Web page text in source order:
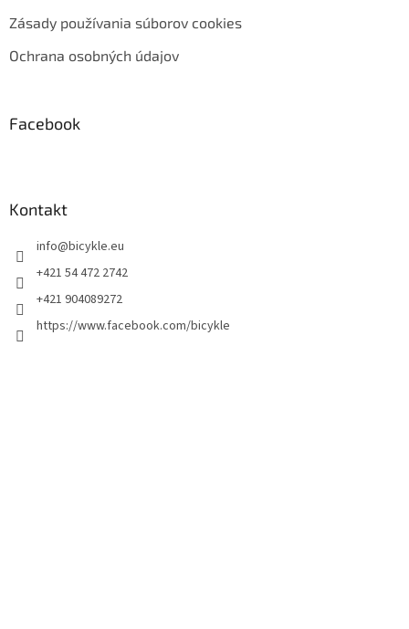
Zásady používania súborov cookies
Ochrana osobných údajov
Facebook
Kontakt
info@bicykle.eu
+421 54 472 2742
+421 904089272
https://www.facebook.com/bicykle